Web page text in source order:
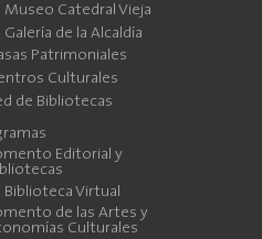
Museo Catedral Vieja
Galería de la Alcaldía
Patrimoniales
Culturales
de Bibliotecas
Editorial y
Biblioteca Virtual
de las Artes y
Culturales